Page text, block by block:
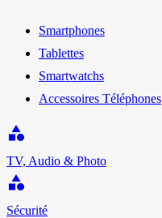
Smartphones
Tablettes
Smartwatchs
Accessoires Téléphones
category
TV, Audio & Photo
category
Sécurité